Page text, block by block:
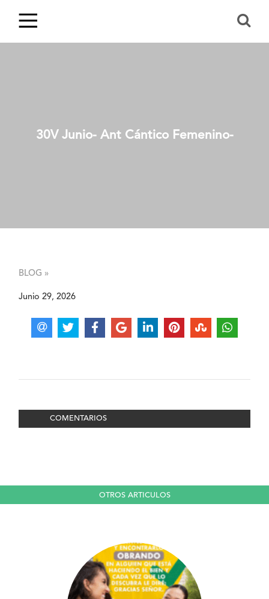
30V Junio- Ant Cántico Femenino-
BLOG »
Junio 29, 2026
COMENTARIOS
OTROS ARTICULOS